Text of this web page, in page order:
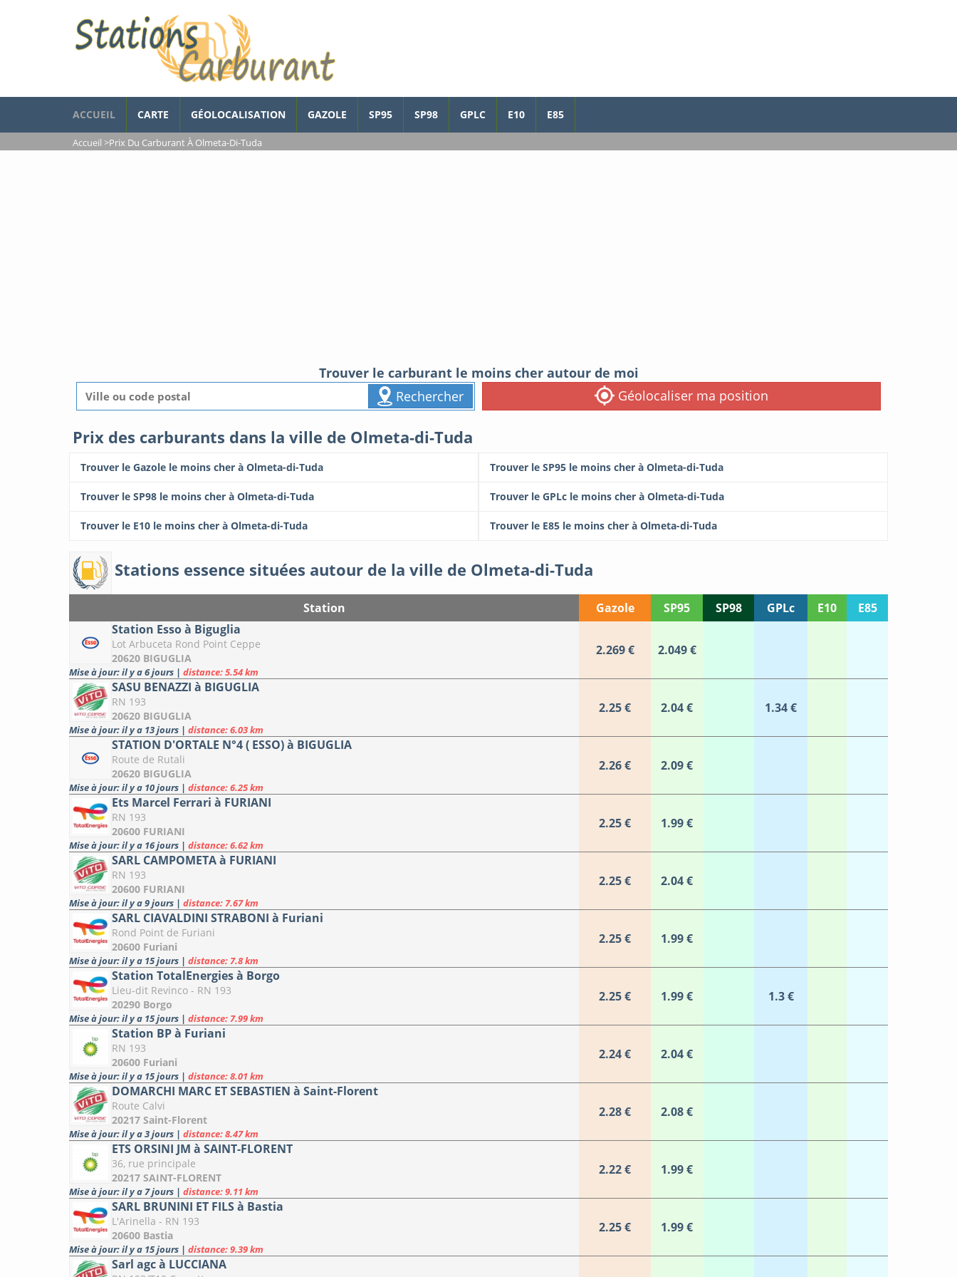
ACCUEIL CARTE GÉOLOCALISATION GAZOLE SP95 SP98 GPLC E10 E85
Accueil >Prix Du Carburant À Olmeta-Di-Tuda
Trouver le carburant le moins cher autour de moi
Rechercher
Géolocaliser ma position
Prix des carburants dans la ville de Olmeta-di-Tuda
Trouver le Gazole le moins cher à Olmeta-di-Tuda Trouver le SP95 le moins cher à Olmeta-di-Tuda
Trouver le SP98 le moins cher à Olmeta-di-Tuda Trouver le GPLc le moins cher à Olmeta-di-Tuda
Trouver le E10 le moins cher à Olmeta-di-Tuda Trouver le E85 le moins cher à Olmeta-di-Tuda
Stations essence situées autour de la ville de Olmeta-di-Tuda
Station Gazole SP95 SP98 GPLc E10
E85
Station Esso à Biguglia
Lot Arbuceta Rond Point Ceppe
20620 BIGUGLIA
Mise à jour: il y a 6 jours | distance: 5.54 km
2.269 € 2.049 €
SASU BENAZZI à BIGUGLIA
RN 193
20620 BIGUGLIA
Mise à jour: il y a 13 jours | distance: 6.03 km
2.25 € 2.04 € 1.34 €
STATION D'ORTALE N°4 ( ESSO) à BIGUGLIA
Route de Rutali
20620 BIGUGLIA
Mise à jour: il y a 10 jours | distance: 6.25 km
2.26 € 2.09 €
Ets Marcel Ferrari à FURIANI
RN 193
20600 FURIANI
Mise à jour: il y a 16 jours | distance: 6.62 km
2.25 € 1.99 €
SARL CAMPOMETA à FURIANI
RN 193
20600 FURIANI
Mise à jour: il y a 9 jours | distance: 7.67 km
2.25 € 2.04 €
SARL CIAVALDINI STRABONI à Furiani
Rond Point de Furiani
20600 Furiani
Mise à jour: il y a 15 jours | distance: 7.8 km
2.25 € 1.99 €
Station TotalEnergies à Borgo
Lieu-dit Revinco - RN 193
20290 Borgo
Mise à jour: il y a 15 jours | distance: 7.99 km
2.25 € 1.99 € 1.3 €
Station BP à Furiani
RN 193
20600 Furiani
Mise à jour: il y a 15 jours | distance: 8.01 km
2.24 € 2.04 €
DOMARCHI MARC ET SEBASTIEN à Saint-Florent
Route Calvi
20217 Saint-Florent
Mise à jour: il y a 3 jours | distance: 8.47 km
2.28 € 2.08 €
ETS ORSINI JM à SAINT-FLORENT
36, rue principale
20217 SAINT-FLORENT
Mise à jour: il y a 7 jours | distance: 9.11 km
2.22 € 1.99 €
SARL BRUNINI ET FILS à Bastia
L'Arinella - RN 193
20600 Bastia
Mise à jour: il y a 15 jours | distance: 9.39 km
2.25 € 1.99 €
Sarl agc à LUCCIANA